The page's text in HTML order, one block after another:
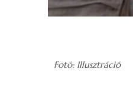
Fotó: Illusztráció